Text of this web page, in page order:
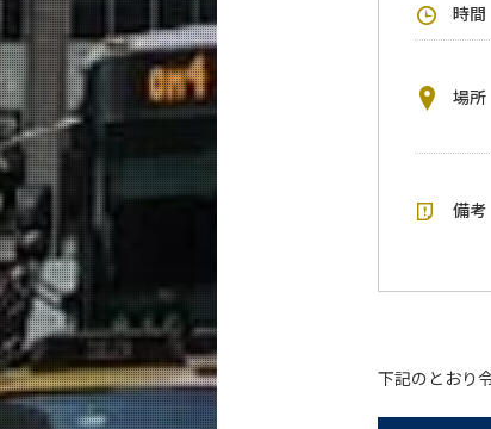
時間
場所
備考
下記のとおり